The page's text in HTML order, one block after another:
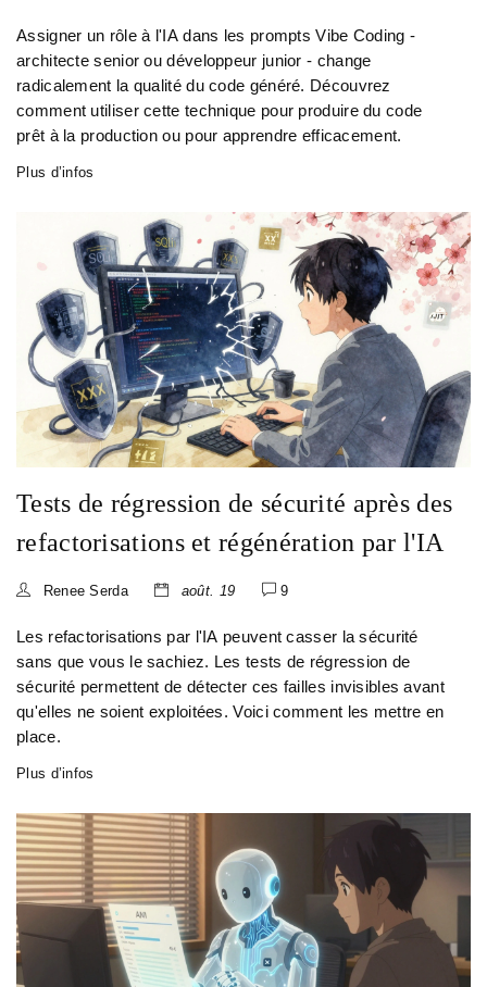
Assigner un rôle à l'IA dans les prompts Vibe Coding -
architecte senior ou développeur junior - change
radicalement la qualité du code généré. Découvrez
comment utiliser cette technique pour produire du code
prêt à la production ou pour apprendre efficacement.
Plus d’infos
Tests de régression de sécurité après des
refactorisations et régénération par l'IA
Renee Serda août. 19 9
Les refactorisations par l'IA peuvent casser la sécurité
sans que vous le sachiez. Les tests de régression de
sécurité permettent de détecter ces failles invisibles avant
qu'elles ne soient exploitées. Voici comment les mettre en
place.
Plus d’infos